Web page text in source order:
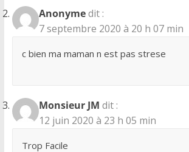
Anonymedit :
7 septembre 2020 à 20 h 07 min
c bien ma maman n est pas strese
Monsieur JM dit :
12 juin 2020 à 23 h 05 min
Trop Facile